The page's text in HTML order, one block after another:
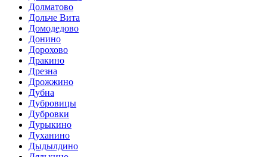
Долматово
Дольче Вита
Домодедово
Донино
Дорохово
Дракино
Дрезна
Дрожжино
Дубна
Дубровицы
Дубровки
Дурыкино
Духанино
Дыдылдино